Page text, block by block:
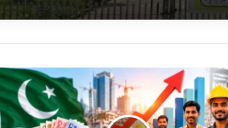
283 سالہ پاکستانی برتن ساز خاندان کے وارث کو جنگ دے ژین میں تہذیب کے "روحانی بھائی” مل گئے